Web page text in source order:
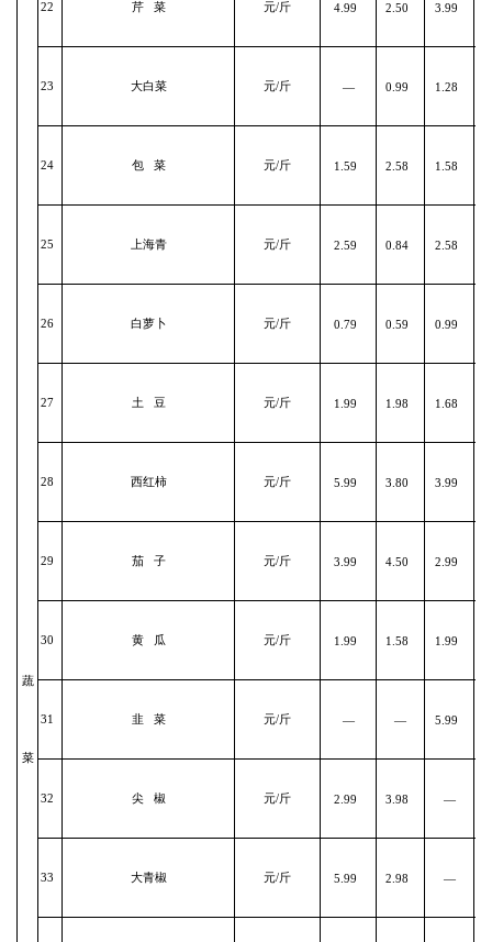
蔬
菜
22 芹 菜 元/斤 4.99 2.50 3.99
23 大白菜 元/斤 — 0.99 1.28
24 包 菜 元/斤 1.59 2.58 1.58
25 上海青 元/斤 2.59 0.84 2.58
26 白萝卜 元/斤 0.79 0.59 0.99
27 土 豆 元/斤 1.99 1.98 1.68
28 西红柿 元/斤 5.99 3.80 3.99
29 茄 子 元/斤 3.99 4.50 2.99
30 黄 瓜 元/斤 1.99 1.58 1.99
31 韭 菜 元/斤 — — 5.99
32 尖 椒 元/斤 2.99 3.98 —
33 大青椒 元/斤 5.99 2.98 —